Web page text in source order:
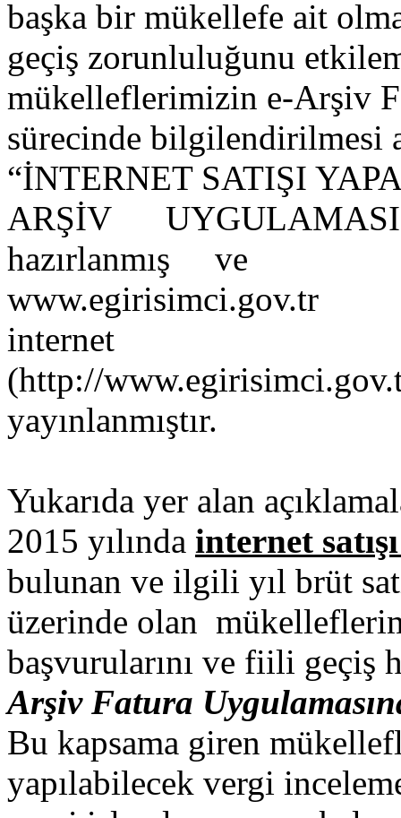
başka bir mükellefe ait
geçiş zorunluluğunu
mükelleflerimizin e-Arşiv
sürecinde bilgilendirilmesi
“İNTERNET SATIŞI
ARŞİV
hazırlanmış ve
www.egirisimci.gov.tr
internet
(http://
yayınlanmıştır.
Yukarıda yer alan
2015 yılında internet
bulunan ve ilgili yıl brüt
üzerinde olan
başvurularını ve fiili geçiş
Arşiv Fatura
Bu kapsama giren
yapılabilecek vergi